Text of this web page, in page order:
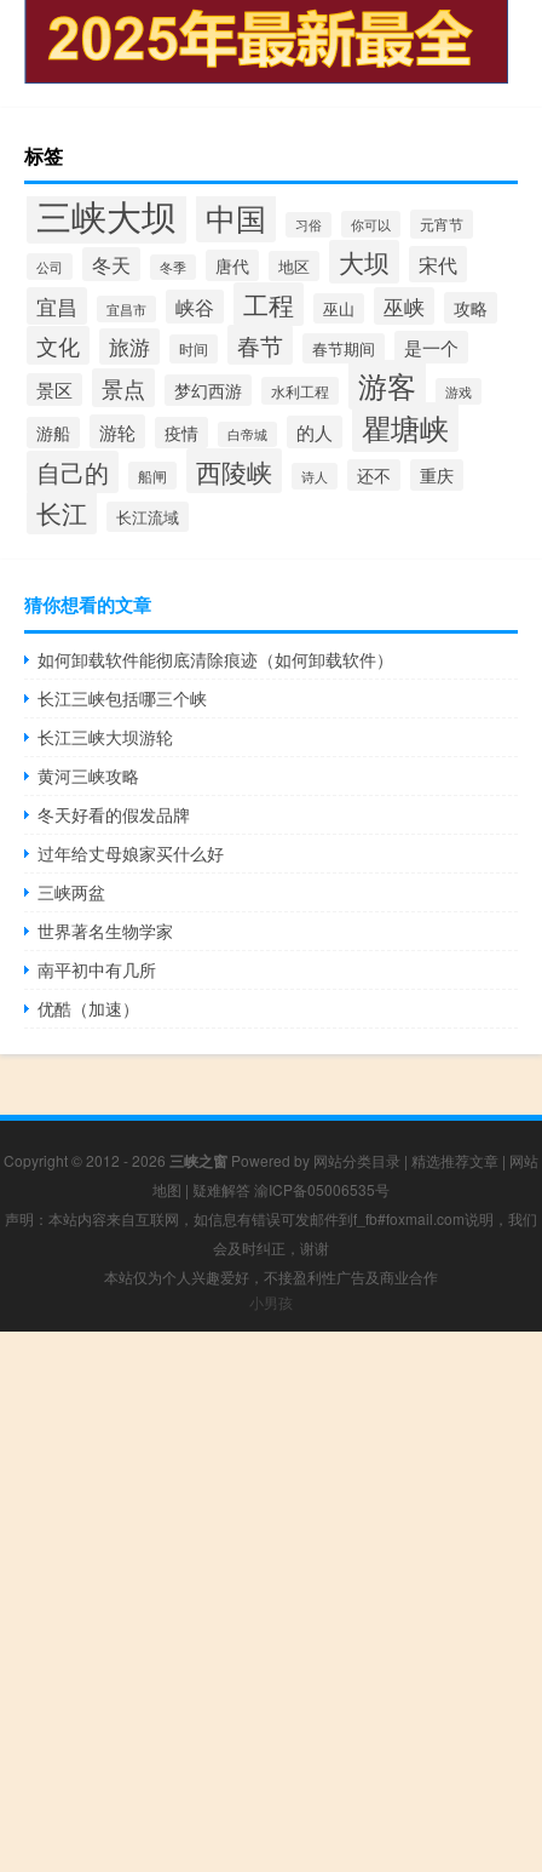
标签
三峡大坝 中国 习俗 你可以 元宵节
公司 冬天 冬季 唐代 地区 大坝 宋代
宜昌 宜昌市 峡谷 工程 巫山 巫峡 攻略
文化 旅游 时间 春节 春节期间
是一个
景区
景点 梦幻西游 水利工程 游客 游戏
游船 游轮 疫情 白帝城 的人 瞿塘峡
自己的 船闸 西陵峡 诗人 还不 重庆
长江 长江流域
猜你想看的文章
如何卸载软件能彻底清除痕迹（如何卸载软件）
长江三峡包括哪三个峡
长江三峡大坝游轮
黄河三峡攻略
冬天好看的假发品牌
过年给丈母娘家买什么好
三峡两盆
世界著名生物学家
南平初中有几所
优酷（加速）
Copyright © 2012 - 2026 三峡之窗 Powered by 网站分类目录 | 精选推荐文章 | 网站
地图 | 疑难解答 渝ICP备05006535号
声明：本站内容来自互联网，如信息有错误可发邮件到f_fb#foxmail.com说明，我们
会及时纠正，谢谢
本站仅为个人兴趣爱好，不接盈利性广告及商业合作
小男孩